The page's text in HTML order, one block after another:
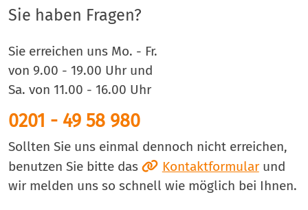
Sie haben Fragen?
Sie erreichen uns Mo. - Fr.
von 9.00 - 19.00 Uhr und
Sa. von 11.00 - 16.00 Uhr
0201 - 49 58 980
Sollten Sie uns einmal dennoch nicht erreichen,
benutzen Sie bitte das
Kontaktformularund
wir melden uns so schnell wie möglich bei Ihnen.